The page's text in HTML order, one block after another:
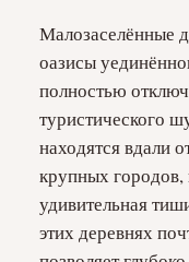
Малозаселённые
оазисы
полностью
туристического
находятся вдали
крупных городов,
удивительная
этих деревнях